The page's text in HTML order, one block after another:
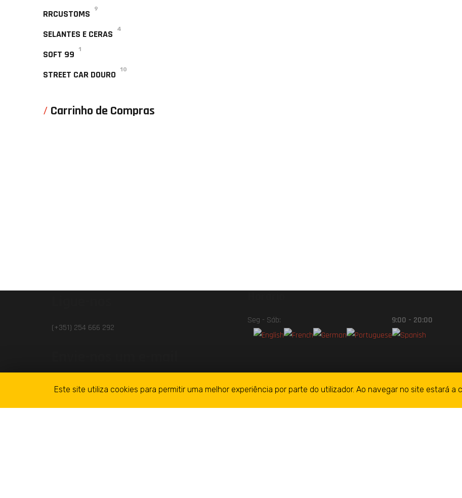
RRCUSTOMS 9
SELANTES E CERAS 4
SOFT 99 1
STREET CAR DOURO 10
Carrinho de Compras
(+351) 254 666 292
Seg - Sáb: 9:00 - 20:00
Este site utiliza cookies para permitir uma melhor experiência por parte do utilizador. Ao navegar no site estará a